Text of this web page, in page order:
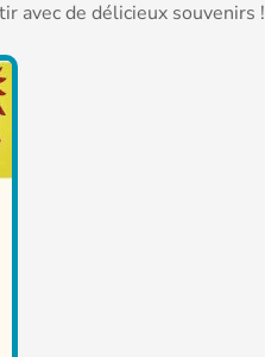
avec de délicieux souvenirs !